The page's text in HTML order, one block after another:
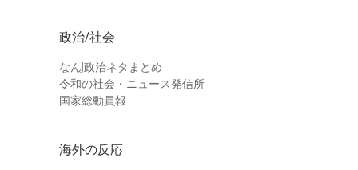
政治/社会
なんJ政治ネタまとめ
令和の社会・ニュース発信所
国家総動員報
海外の反応